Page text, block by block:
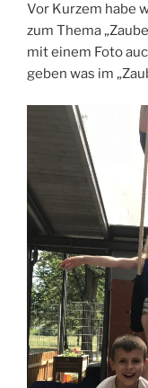
Vor Kurzem habe
zum Thema
mit einem Foto
geben was im